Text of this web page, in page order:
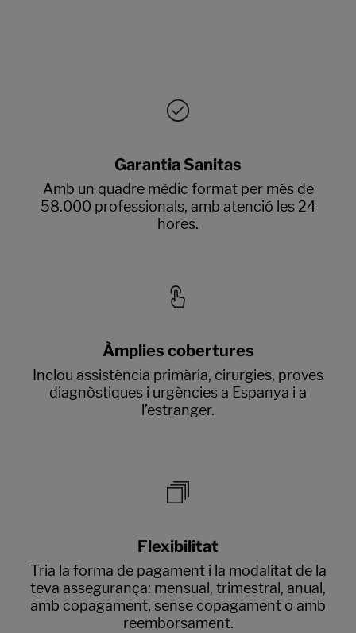
Garantia Sanitas
Amb un quadre mèdic format per més de
58.000 professionals, amb atenció les 24
hores.
Àmplies cobertures
Inclou assistència primària, cirurgies, proves
diagnòstiques i urgències a Espanya i a
l’estranger.
Flexibilitat
Tria la forma de pagament i la modalitat de la
teva assegurança: mensual, trimestral, anual,
amb copagament, sense copagament o amb
reemborsament.